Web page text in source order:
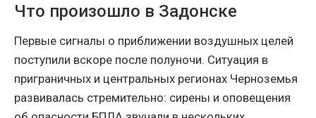
Что произошло в Задонске
Первые сигналы о приближении воздушных целей
поступили вскоре после полуночи. Ситуация в
приграничных и центральных регионах Черноземья
развивалась стремительно: сирены и оповещения